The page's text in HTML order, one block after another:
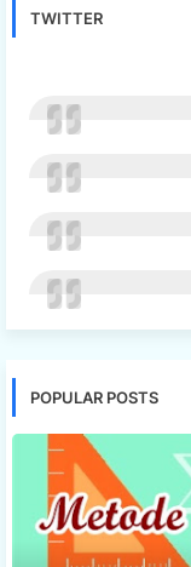
TWITTER
POPULAR POSTS